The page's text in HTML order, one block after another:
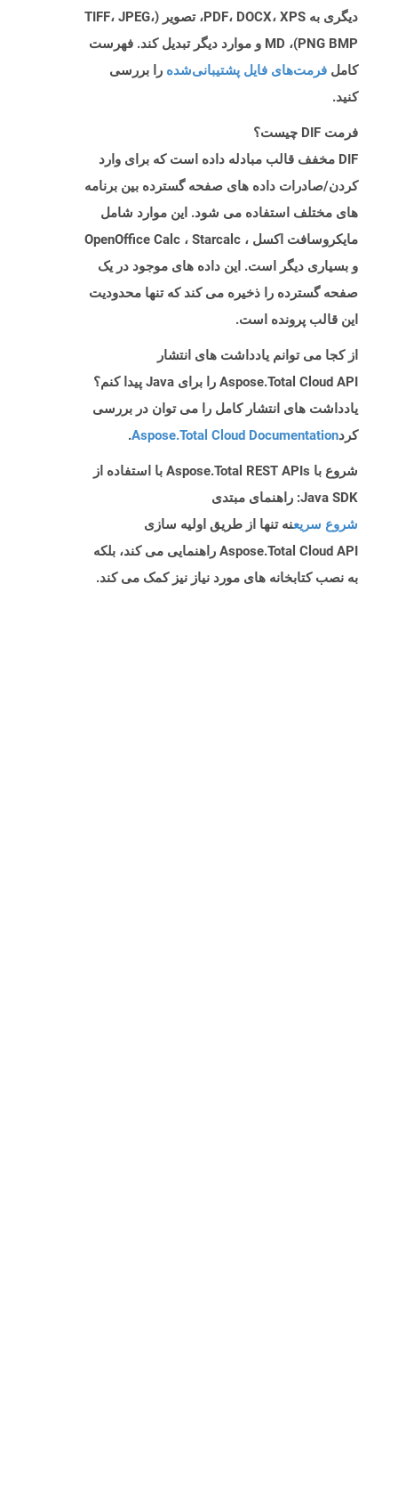
دیگری به PDF، DOCX، XPS، تصویر (TIFF، JPEG،
PNG BMP)، MD و موارد دیگر تبدیل کند. فهرست
کامل فرمت‌های فایل پشتیبانی‌شده را بررسی
کنید.
فرمت DIF چیست؟
DIF مخفف قالب مبادله داده است که برای وارد
کردن/صادرات داده های صفحه گسترده بین برنامه
های مختلف استفاده می شود. این موارد شامل
مایکروسافت اکسل ، OpenOffice Calc ، Starcalc
و بسیاری دیگر است. این داده های موجود در یک
صفحه گسترده را ذخیره می کند که تنها محدودیت
این قالب پرونده است.
از کجا می توانم یادداشت های انتشار
Aspose.Total Cloud API را برای Java پیدا کنم؟
یادداشت های انتشار کامل را می توان در بررسی
کردAspose.Total Cloud Documentation
.
شروع با Aspose.Total REST APIs با استفاده از
Java SDK: راهنمای مبتدی
شروع سریعنه تنها از طریق اولیه سازی
Aspose.Total Cloud API راهنمایی می کند، بلکه
به نصب کتابخانه های مورد نیاز نیز کمک می کند.